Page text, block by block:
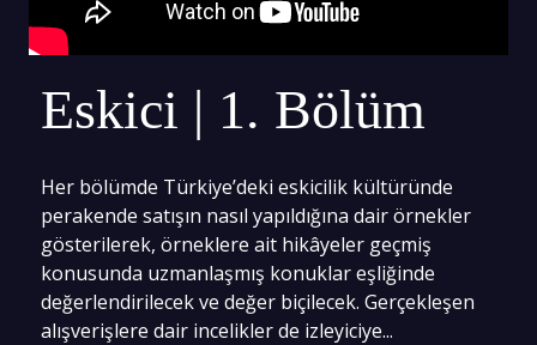
Eskici | 1. Bölüm
Her bölümde Türkiye’deki eskicilik kültüründe
perakende satışın nasıl yapıldığına dair örnekler
gösterilerek, örneklere ait hikâyeler geçmiş
konusunda uzmanlaşmış konuklar eşliğinde
değerlendirilecek ve değer biçilecek. Gerçekleşen
alışverişlere dair incelikler de izleyiciye...